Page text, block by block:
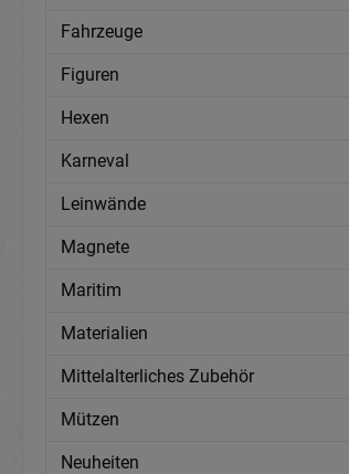
Fahrzeuge
Figuren
Hexen
Karneval
Leinwände
Magnete
Maritim
Materialien
Mittelalterliches Zubehör
Mützen
Neuheiten